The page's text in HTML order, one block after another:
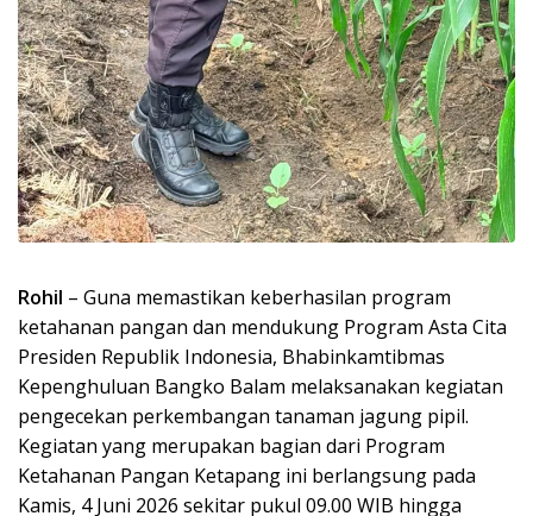
Rohil – Guna memastikan keberhasilan program
ketahanan pangan dan mendukung Program Asta Cita
Presiden Republik Indonesia, Bhabinkamtibmas
Kepenghuluan Bangko Balam melaksanakan kegiatan
pengecekan perkembangan tanaman jagung pipil.
Kegiatan yang merupakan bagian dari Program
Ketahanan Pangan Ketapang ini berlangsung pada
Kamis, 4 Juni 2026 sekitar pukul 09.00 WIB hingga